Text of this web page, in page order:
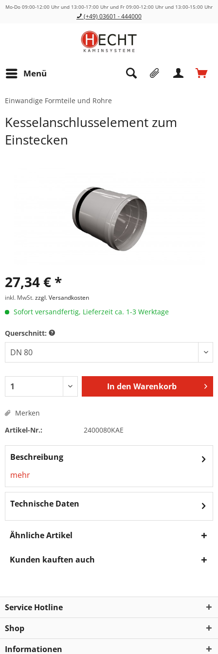
Mo-Do 09:00-12:00 Uhr und 13:00-17:00 Uhr und Fr 09:00-12:00 Uhr und 13:00-15:00 Uhr
(+49) 03601 - 444000
Menü
Einwandige Formteile und Rohre
Kesselanschlusselement zum
Einstecken
27,34 € *
inkl. MwSt.zzgl. Versandkosten
Sofort versandfertig, Lieferzeit ca. 1-3 Werktage
Querschnitt:
In den Warenkorb
Merken
Artikel-Nr.:
2400080KAE
Beschreibung
mehr
Technische Daten
Ähnliche Artikel
Kunden kauften auch
Service Hotline
Shop
Informationen